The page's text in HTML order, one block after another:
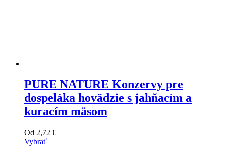
PURE NATURE Konzervy pre
dospeláka hovädzie s jahňacím a
kuracím mäsom
Od 2,72 €
Vybrať